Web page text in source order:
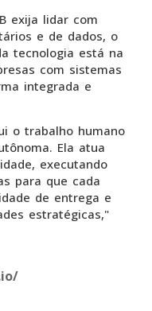
exija lidar com
e de dados, o
tecnologia está na
com sistemas
integrada e
o trabalho humano
Ela atua
executando
para que cada
de entrega e
estratégicas,"